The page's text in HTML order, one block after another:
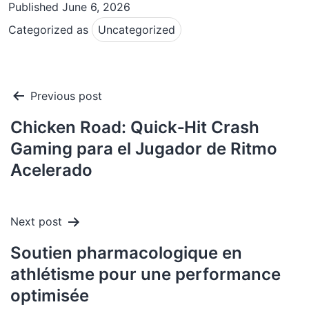
Published June 6, 2026
Categorized as
Uncategorized
Post
navigation
Previous post
Chicken Road: Quick‑Hit Crash
Gaming para el Jugador de Ritmo
Acelerado
Next post
Soutien pharmacologique en
athlétisme pour une performance
optimisée